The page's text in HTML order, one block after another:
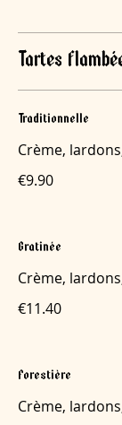
Tartes
Traditionnelle
Crème,
€9.90
Gratinée
Crème,
€11.40
Forestière
Crème,